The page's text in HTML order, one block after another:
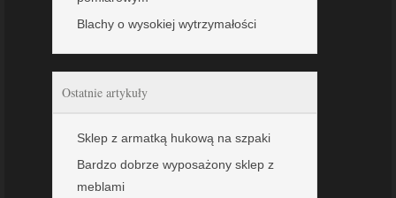
Blachy o wysokiej wytrzymałości
Ostatnie artykuły
Sklep z armatką hukową na szpaki
Bardzo dobrze wyposażony sklep z
meblami